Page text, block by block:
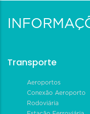
Transporte
Aeroportos
Conexão Aeroporto
Rodoviária